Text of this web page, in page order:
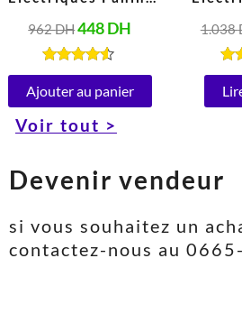
en acier Inoxydable
Peut ouvrir à 180°
(1850-2200W, 220-
240V)
962DH448DH
Note
4.40
sur 5
Ajouter au panier
1.038
Voir tout >
Devenir vendeur
si vous souhaitez un
contactez-nous au